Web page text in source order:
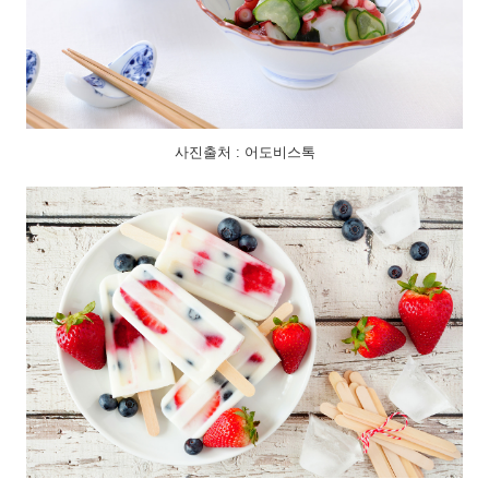
사진출처 : 어도비스톡